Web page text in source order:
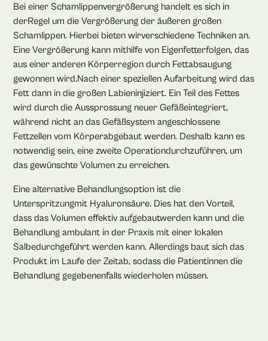
Bei einer Schamlippenvergrößerung handelt es sich in
derRegel um die Vergrößerung der äußeren großen
Schamlippen. Hierbei bieten wirverschiedene Techniken an.
Eine Vergrößerung kann mithilfe von Eigenfetterfolgen, das
aus einer anderen Körperregion durch Fettabsaugung
gewonnen wird.Nach einer speziellen Aufarbeitung wird das
Fett dann in die großen Labieninjiziert. Ein Teil des Fettes
wird durch die Aussprossung neuer Gefäßeintegriert,
während nicht an das Gefäßsystem angeschlossene
Fettzellen vom Körperabgebaut werden. Deshalb kann es
notwendig sein, eine zweite Operationdurchzuführen, um
das gewünschte Volumen zu erreichen.
Eine alternative Behandlungsoption ist die
Unterspritzungmit Hyaluronsäure. Dies hat den Vorteil,
dass das Volumen effektiv aufgebautwerden kann und die
Behandlung ambulant in der Praxis mit einer lokalen
Salbedurchgeführt werden kann. Allerdings baut sich das
Produkt im Laufe der Zeitab, sodass die Patientinnen die
Behandlung gegebenenfalls wiederholen müssen.